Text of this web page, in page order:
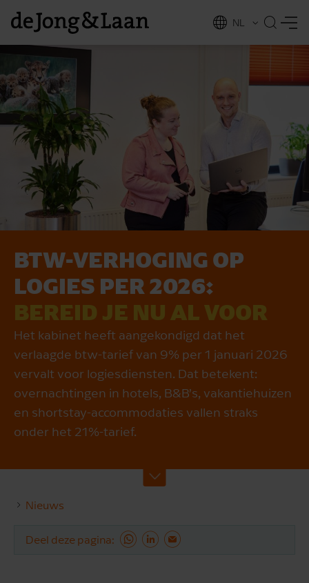
NL
BTW-VERHOGING OP
LOGIES PER 2026:
BEREID JE NU AL VOOR
Het kabinet heeft aangekondigd dat het
verlaagde btw-tarief van 9% per 1 januari 2026
vervalt voor logiesdiensten. Dat betekent:
overnachtingen in hotels, B&B’s, vakantiehuizen
en shortstay-accommodaties vallen straks
onder het 21%-tarief.
Nieuws
Deel deze pagina